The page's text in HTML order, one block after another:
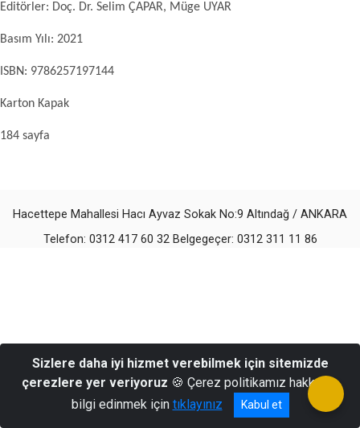
Editörler: Doç. Dr. Selim ÇAPAR, Müge UYAR
Basım Yılı: 2021
ISBN: 9786257197144
Karton Kapak
184 sayfa
Hacettepe Mahallesi Hacı Ayvaz Sokak No:9 Altındağ / ANKARA
Telefon: 0312 417 60 32 Belgegeçer: 0312 311 11 86
Sizlere daha iyi hizmet verebilmek için sitemizde
çerezlere yer veriyoruz 🍪 Çerez politikamız hakkında
bilgi edinmek için tıklayınız Kabul et